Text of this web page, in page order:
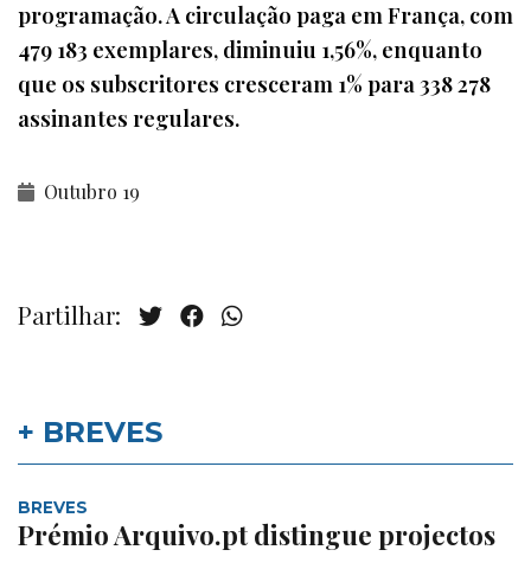
programação. A circulação paga em França, com
479 183 exemplares, diminuiu 1,56%, enquanto
que os subscritores cresceram 1% para 338 278
assinantes regulares.
Outubro 19
Partilhar:
+ BREVES
BREVES
Prémio Arquivo.pt distingue projectos